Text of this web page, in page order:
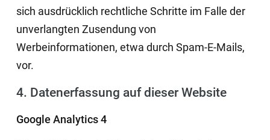
sich ausdrücklich rechtliche Schritte im Falle der
unverlangten Zusendung von
Werbeinformationen, etwa durch Spam-E-Mails,
vor.
4. Datenerfassung auf dieser Website
Google Analytics 4